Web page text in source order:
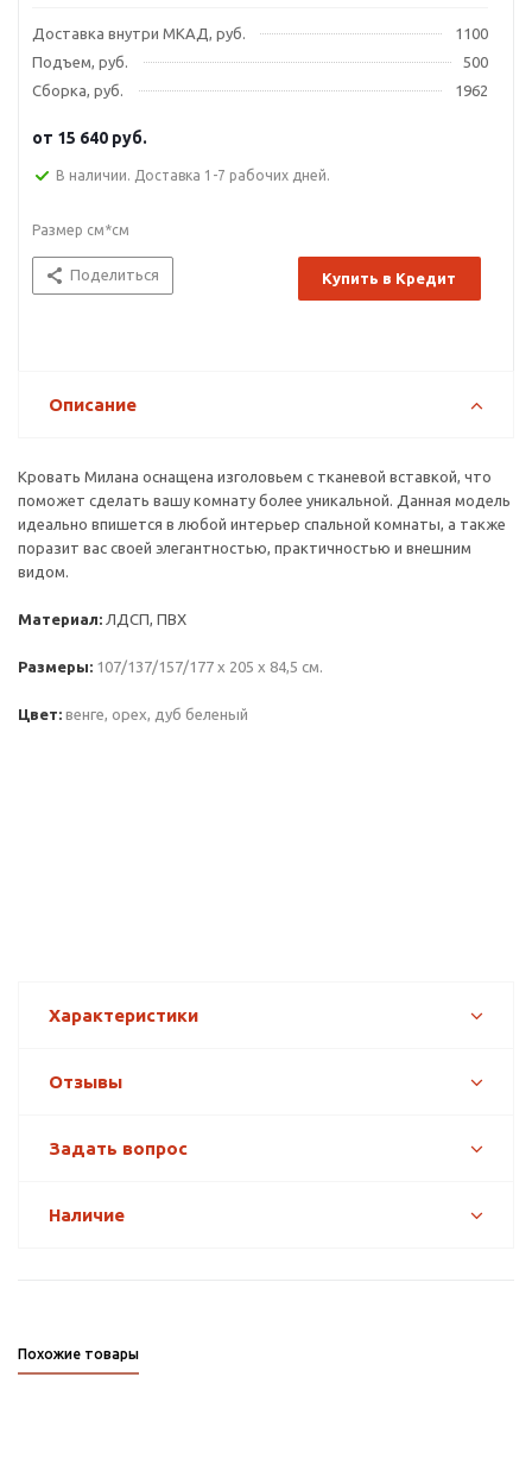
Доставка внутри МКАД, руб.
1100
Подъем, руб.
500
Сборка, руб.
1962
от 15 640 руб.
В наличии. Доставка 1-7 рабочих дней.
Размер см*см
Поделиться Купить в Кредит
Описание
Кровать Милана оснащена изголовьем с тканевой вставкой, что
поможет сделать вашу комнату более уникальной. Данная модель
идеально впишется в любой интерьер спальной комнаты, а также
поразит вас своей элегантностью, практичностью и внешним
видом.
Материал: ЛДСП, ПВХ
Размеры: 107/137/157/177 х 205 х 84,5 см.
Цвет: венге, орех, дуб беленый
Характеристики
Отзывы
Задать вопрос
Наличие
Похожие товары